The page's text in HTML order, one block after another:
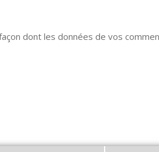
dont les données de vos